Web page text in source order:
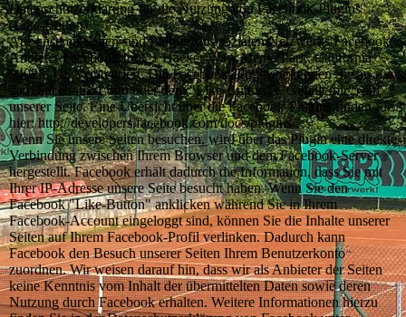
Datenschutzerklärung für die Nutzung von Facebook-Plugins
(Like-Button)
Auf unseren Seiten sind Plugins des sozialen Netzwerks Facebook,
Anbieter Facebook Inc., 1 Hacker Way, Menlo Park, California
94025, USA, integriert. Die Facebook-Plugins erkennen Sie an
dem Facebook-Logo oder dem "Like-Button" ("Gefällt mir") auf
unserer Seite. Eine Übersicht über die Facebook-Plugins finden Sie
hier: http://developers.facebook.com/docs/plugins/.
Wenn Sie unsere Seiten besuchen, wird über das Plugin eine direkte
Verbindung zwischen Ihrem Browser und dem Facebook-Server
hergestellt. Facebook erhält dadurch die Information, dass Sie mit
Ihrer IP-Adresse unsere Seite besucht haben. Wenn Sie den
Facebook "Like-Button" anklicken während Sie in Ihrem
Facebook-Account eingeloggt sind, können Sie die Inhalte unserer
Seiten auf Ihrem Facebook-Profil verlinken. Dadurch kann
Facebook den Besuch unserer Seiten Ihrem Benutzerkonto
zuordnen. Wir weisen darauf hin, dass wir als Anbieter der Seiten
keine Kenntnis vom Inhalt der übermittelten Daten sowie deren
Nutzung durch Facebook erhalten. Weitere Informationen hierzu